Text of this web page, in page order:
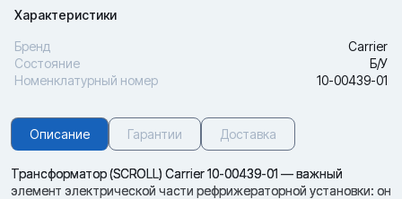
Характеристики
Бренд
Carrier
Состояние
Б/У
Номенклатурный номер
10-00439-01
Описание Гарантии Доставка
Трансформатор (SCROLL) Carrier 10-00439-01 — важный
элемент электрической части рефрижераторной установки: он